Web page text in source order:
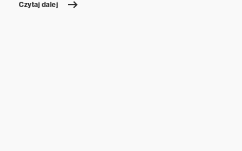
Czytaj dalej